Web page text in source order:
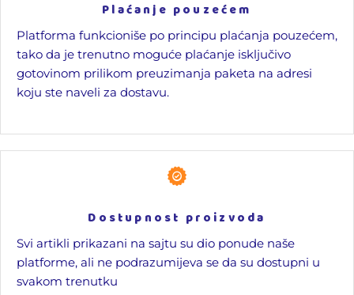
Plaćanje pouzećem
Platforma funkcioniše po principu plaćanja pouzećem,
tako da je trenutno moguće plaćanje isključivo
gotovinom prilikom preuzimanja paketa na adresi
koju ste naveli za dostavu.
Dostupnost proizvoda
Svi artikli prikazani na sajtu su dio ponude naše
platforme, ali ne podrazumijeva se da su dostupni u
svakom trenutku